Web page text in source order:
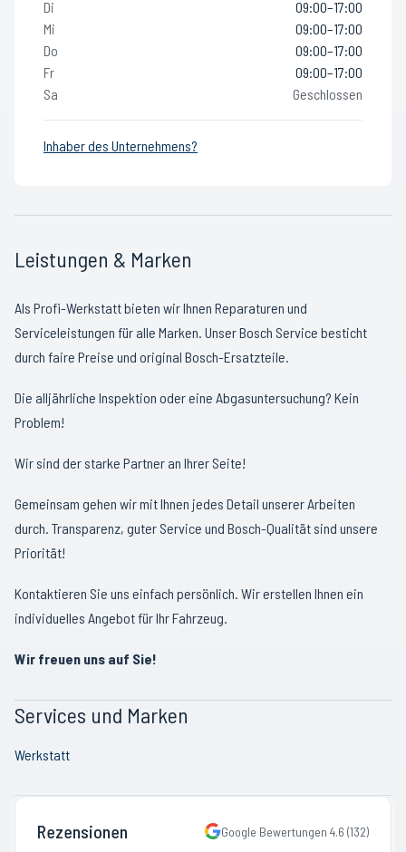
Di
09:00–17:00
Mi
09:00–17:00
Do
09:00–17:00
Fr
09:00–17:00
Sa
Geschlossen
Inhaber des Unternehmens?
Leistungen & Marken
Als Profi-Werkstatt bieten wir Ihnen Reparaturen und
Serviceleistungen für alle Marken. Unser Bosch Service besticht
durch faire Preise und original Bosch-Ersatzteile.
Die alljährliche Inspektion oder eine Abgasuntersuchung? Kein
Problem!
Wir sind der starke Partner an Ihrer Seite!
Gemeinsam gehen wir mit Ihnen jedes Detail unserer Arbeiten
durch. Transparenz, guter Service und Bosch-Qualität sind unsere
Priorität!
Kontaktieren Sie uns einfach persönlich. Wir erstellen Ihnen ein
individuelles Angebot für Ihr Fahrzeug.
Wir freuen uns auf Sie!
Services und Marken
Werkstatt
Rezensionen Google Bewertungen 4.6 (132)